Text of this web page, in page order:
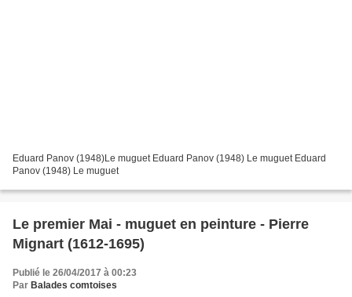
Eduard Panov (1948)Le muguet Eduard Panov (1948) Le muguet Eduard
Panov (1948) Le muguet
Le premier Mai - muguet en peinture - Pierre
Mignart (1612-1695)
Publié le 26/04/2017 à 00:23
Par Balades comtoises